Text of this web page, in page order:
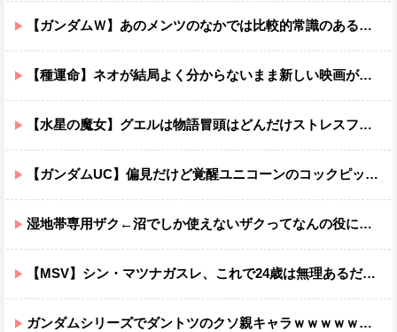
【ガンダムＷ】あのメンツのなかでは比較的常識のあるほうなのがデュオだよね
【種運命】ネオが結局よく分からないまま新しい映画が終わった後ももやもやしてる
【水星の魔女】グエルは物語冒頭はどんだけストレスフルだったんだよ…ってなる
【ガンダムUC】偏見だけど覚醒ユニコーンのコックピットってエアコンの効きが強そうでいいよね
湿地帯専用ザク←沼でしか使えないザクってなんの役に立つ設定なんだ？
【MSV】シン・マツナガスレ、これで24歳は無理あるだろ…
ガンダムシリーズでダントツのクソ親キャラｗｗｗｗｗｗｗｗｗｗｗｗ